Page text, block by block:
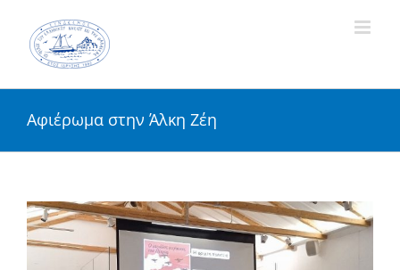
content
Αφιέρωμα στην Άλκη Ζέη
View
Larger
Image